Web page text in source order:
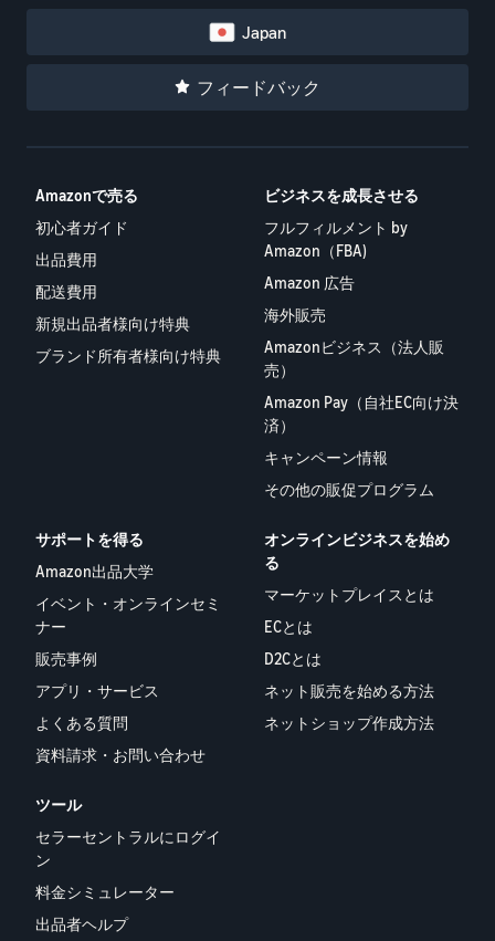
Japan
フィードバック
Amazonで売る
初心者ガイド
出品費用
配送費用
新規出品者様向け特典
ブランド所有者様向け特典
ビジネスを成長させる
フルフィルメント by
Amazon（FBA)
Amazon 広告
海外販売
Amazonビジネス（法人販
売）
Amazon Pay（自社EC向け決
済）
キャンペーン情報
その他の販促プログラム
サポートを得る
Amazon出品大学
イベント・オンラインセミ
ナー
販売事例
アプリ・サービス
よくある質問
資料請求・お問い合わせ
オンラインビジネスを始め
る
マーケットプレイスとは
ECとは
D2Cとは
ネット販売を始める方法
ネットショップ作成方法
ツール
セラーセントラルにログイ
ン
料金シミュレーター
出品者ヘルプ